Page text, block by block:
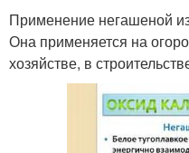
Применение негашеной
Она применяется на
хозяйстве, в